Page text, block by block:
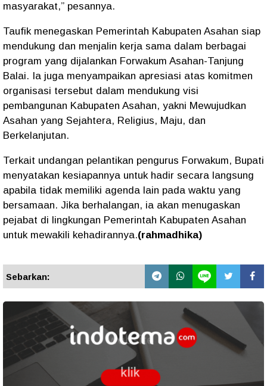
masyarakat,” pesannya.
Taufik menegaskan Pemerintah Kabupaten Asahan siap
mendukung dan menjalin kerja sama dalam berbagai
program yang dijalankan Forwakum Asahan-Tanjung
Balai. Ia juga menyampaikan apresiasi atas komitmen
organisasi tersebut dalam mendukung visi
pembangunan Kabupaten Asahan, yakni Mewujudkan
Asahan yang Sejahtera, Religius, Maju, dan
Berkelanjutan.
Terkait undangan pelantikan pengurus Forwakum, Bupati
menyatakan kesiapannya untuk hadir secara langsung
apabila tidak memiliki agenda lain pada waktu yang
bersamaan. Jika berhalangan, ia akan menugaskan
pejabat di lingkungan Pemerintah Kabupaten Asahan
untuk mewakili kehadirannya.(rahmadhika)
Sebarkan: